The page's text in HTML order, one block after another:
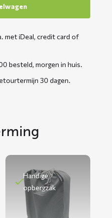
met iDeal, credit card of
besteld, morgen in huis.
30 dagen.
Handige
opbergzak